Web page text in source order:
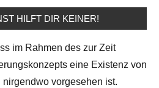
HILFT DIR KEINER!
im Rahmen des zur Zeit
eine Existenz von
vorgesehen ist.